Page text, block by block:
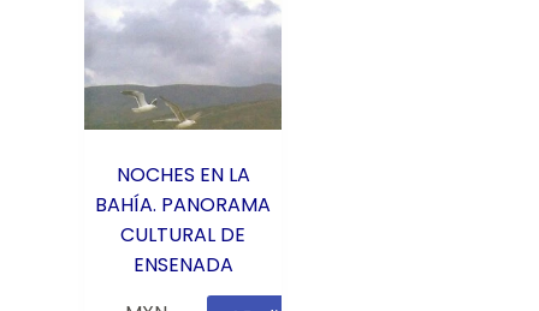
NOCHES EN LA
BAHÍA. PANORAMA
CULTURAL DE
ENSENADA